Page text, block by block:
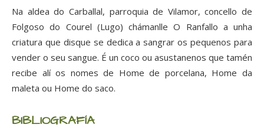
Na aldea do Carballal, parroquia de Vilamor, concello de
Folgoso do Courel (Lugo) chámanlle O Ranfallo a unha
criatura que disque se dedica a sangrar os pequenos para
vender o seu sangue. É un coco ou asustanenos que tamén
recibe alí os nomes de Home de porcelana, Home da
maleta ou Home do saco.
BIBLIOGRAFÍA